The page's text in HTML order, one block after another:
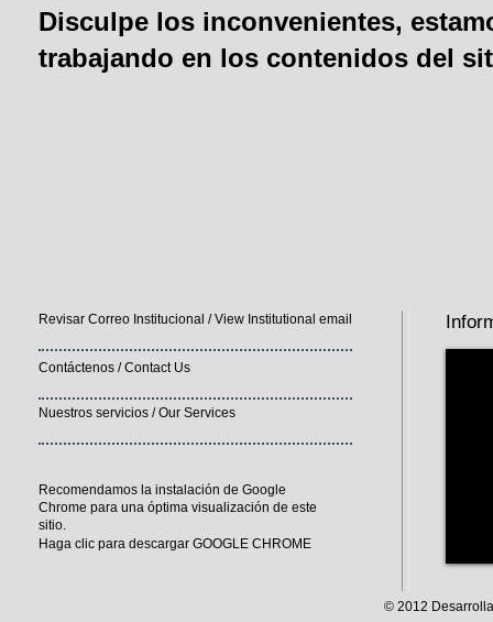
Disculpe los inconvenientes,
trabajando en los contenidos del
Revisar Correo Institucional / View Institutional email
Contáctenos / Contact Us
Nuestros servicios / Our Services
Recomendamos la instalación de Google
Chrome para una óptima visualización de este
sitio.
Haga clic para descargar GOOGLE CHROME
© 2012